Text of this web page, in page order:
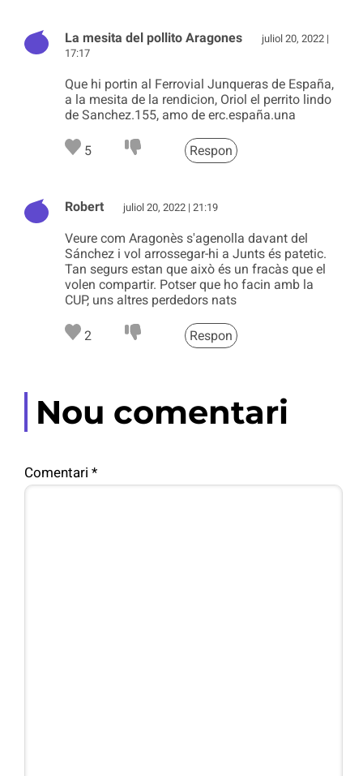
La mesita del pollito Aragones
juliol 20, 2022 |
17:17
Que hi portin al Ferrovial Junqueras de España,
a la mesita de la rendicion, Oriol el perrito lindo
de Sanchez.155, amo de erc.españa.una
5 Respon
Robert juliol 20, 2022 | 21:19
Veure com Aragonès s'agenolla davant del
Sánchez i vol arrossegar-hi a Junts és patetic.
Tan segurs estan que això és un fracàs que el
volen compartir. Potser que ho facin amb la
CUP, uns altres perdedors nats
2 Respon
Nou comentari
Comentari *